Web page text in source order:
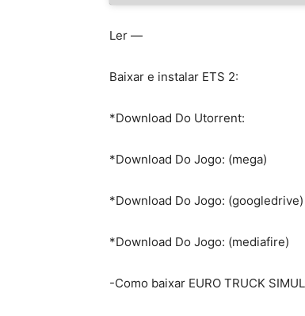
Ler —
Baixar e instalar ETS 2:
*Download Do Utorrent:
*Download Do Jogo: (mega)
*Download Do Jogo: (googledrive)
*Download Do Jogo: (mediafire)
-Como baixar EURO TRUCK